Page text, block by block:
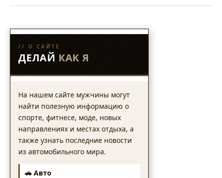
// О САЙТЕ
ДЕЛАЙ КАК Я
На нашем сайте мужчины могут
найти полезную информацию о
спорте, фитнесе, моде, новых
направлениях и местах отдыха, а
также узнать последние новости
из автомобильного мира.
🚗 Авто